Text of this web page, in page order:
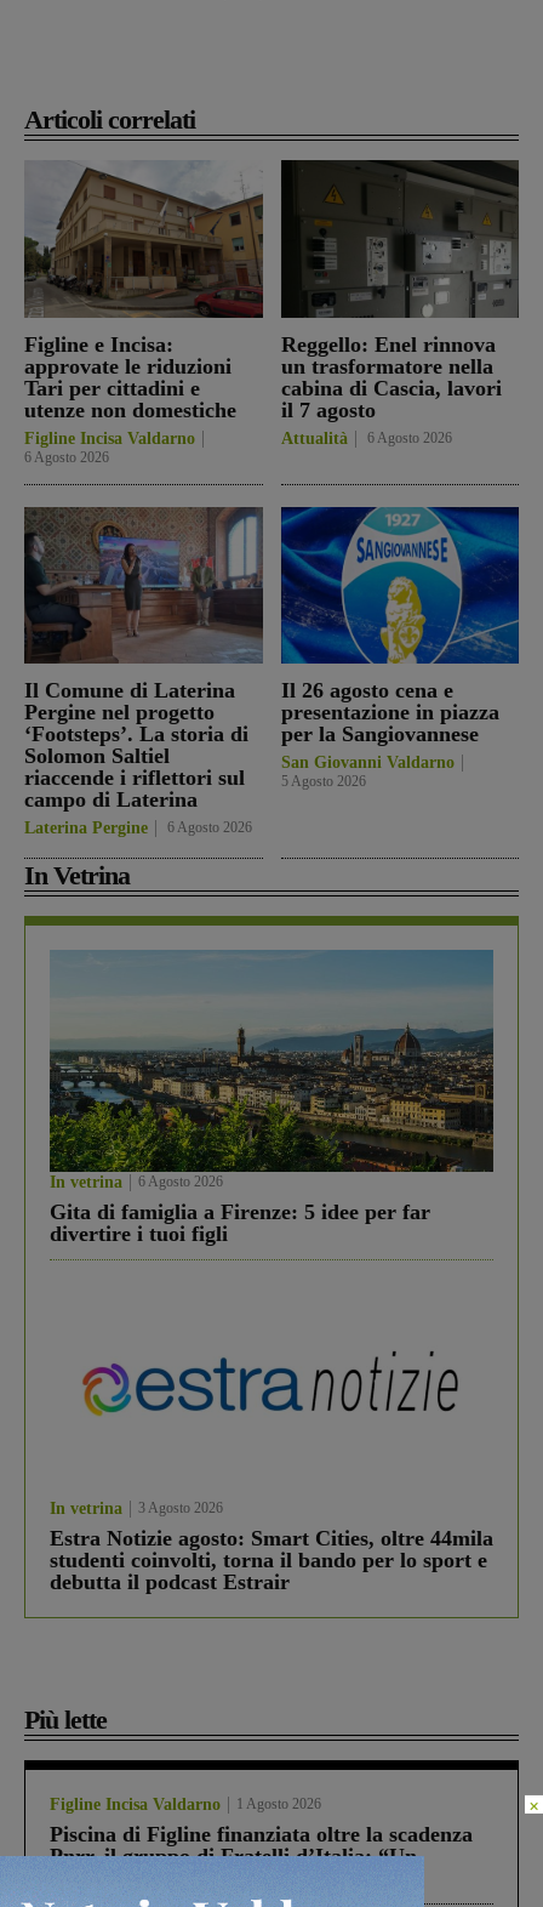
Articoli correlati
Figline e Incisa:
approvate le riduzioni
Tari per cittadini e
utenze non domestiche
Figline Incisa Valdarno
6 Agosto 2026
Reggello: Enel rinnova
un trasformatore nella
cabina di Cascia, lavori
il 7 agosto
Attualità 6 Agosto 2026
Il Comune di Laterina
Pergine nel progetto
‘Footsteps’. La storia di
Solomon Saltiel
riaccende i riflettori sul
campo di Laterina
Laterina Pergine 6 Agosto 2026
Il 26 agosto cena e
presentazione in piazza
per la Sangiovannese
San Giovanni Valdarno
5 Agosto 2026
In Vetrina
In vetrina 6 Agosto 2026
Gita di famiglia a Firenze: 5 idee per far
divertire i tuoi figli
In vetrina 3 Agosto 2026
Estra Notizie agosto: Smart Cities, oltre 44mila
studenti coinvolti, torna il bando per lo sport e
debutta il podcast Estrair
Più lette
Figline Incisa Valdarno 1 Agosto 2026
Piscina di Figline finanziata oltre la scadenza
Pnrr, il gruppo di Fratelli d’Italia: “Un
×